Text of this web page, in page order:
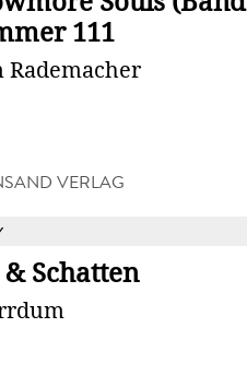
111
VERLAG
Schatten